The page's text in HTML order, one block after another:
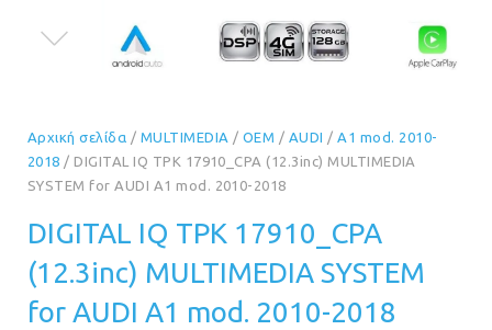
Αρχική σελίδα / MULTIMEDIA / OEM / AUDI /A1 mod. 2010-
2018 / DIGITAL IQ TPK 17910_CPA (12.3inc) MULTIMEDIA
SYSTEM for AUDI A1 mod. 2010-2018
DIGITAL IQ TPK 17910_CPA
(12.3inc) MULTIMEDIA SYSTEM
for AUDI A1 mod. 2010-2018